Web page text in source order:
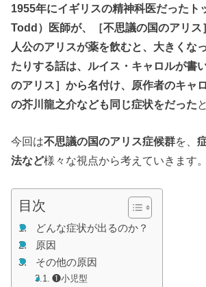
1955年にイギリスの精神科医だった
Todd）医師が、［不思議の国のアリス
人公のアリスが薬を飲むと、大きくな
たりする話は、ルイス・キャロルが書
のアリス］から名付け、原作者のキャ
の芥川龍之介なども同じ症状をだった
今回は不思議の国のアリス症候群を、
法など様々な視点から考えていきます。
目次
どんな症状が出るのか？
原因
その他の原因
❶小児型